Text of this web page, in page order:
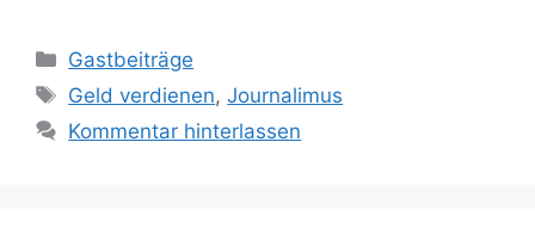
Kategorien
Gastbeiträge
Schlagwörter
Geld verdienen,Journalimus
Kommentar hinterlassen